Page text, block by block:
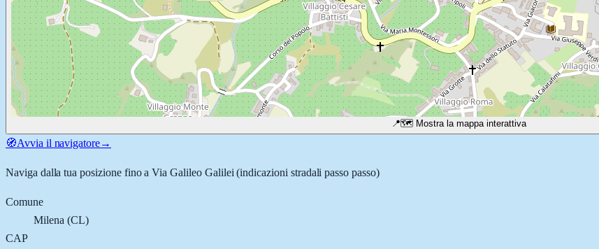
📍🗺️ Mostra la mappa interattiva
🧭Avvia il navigatore→
Naviga dalla tua posizione fino aVia Galileo Galilei (indicazioni stradali passo passo)
Comune
Milena (CL)
CAP